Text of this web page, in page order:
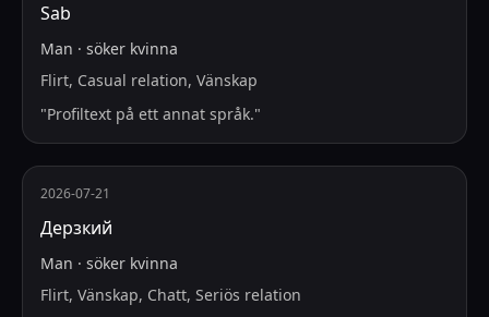
Sab
Man · söker kvinna
Flirt, Casual relation, Vänskap
"Profiltext på ett annat språk."
2026-07-21
Дерзкий
Man · söker kvinna
Flirt, Vänskap, Chatt, Seriös relation